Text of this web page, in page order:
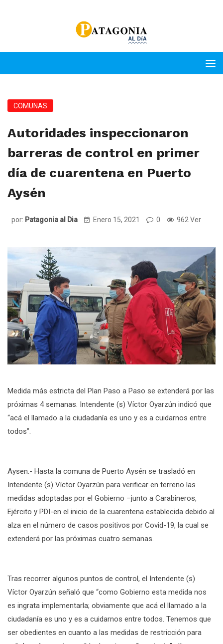
COMUNAS
Autoridades inspeccionaron
barreras de control en primer
día de cuarentena en Puerto
Aysén
por: Patagonia al Dia Enero 15, 2021 0 962 Ver
Medida más estricta del Plan Paso a Paso se extenderá por las
próximas 4 semanas. Intendente (s) Víctor Oyarzún indicó que
“acá el llamado a la ciudadanía es uno y es a cuidarnos entre
todos”.
Aysen.- Hasta la comuna de Puerto Aysén se trasladó en
Intendente (s) Víctor Oyarzún para verificar en terreno las
medidas adoptadas por el Gobierno –junto a Carabineros,
Ejército y PDI-en el inicio de la cuarentena establecida debido al
alza en el número de casos positivos por Covid-19, la cual se
extenderá por las próximas cuatro semanas.
Tras recorrer algunos puntos de control, el Intendente (s)
Víctor Oyarzún señaló que “como Gobierno esta medida nos
es ingrata implementarla; obviamente que acá el llamado a la
ciudadanía es uno y es a cuidarnos entre todos. Tenemos que
ser obedientes en cuanto a las medidas de restricción para